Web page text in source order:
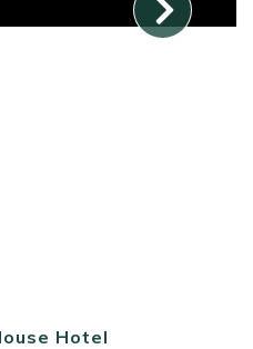
Hotel